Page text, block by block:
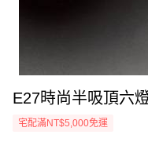
E27時尚半吸頂六
宅配滿NT$5,000免運